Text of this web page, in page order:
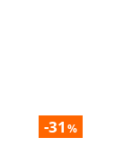
-31 %